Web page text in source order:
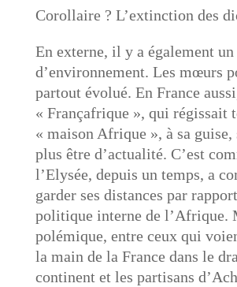
Corollaire ? L’extinction des
En externe, il y a également un
d’environnement. Les mœurs
partout évolué. En France
« Françafrique », qui régissait
« maison Afrique », à sa guise,
plus être d’actualité. C’est
l’Elysée, depuis un temps, a
garder ses distances par
politique interne de l’Afrique.
polémique, entre ceux qui
la main de la France dans le
continent et les partisans